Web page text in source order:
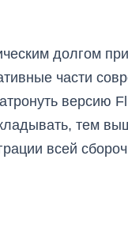
долгом
части
версию
тем
всей